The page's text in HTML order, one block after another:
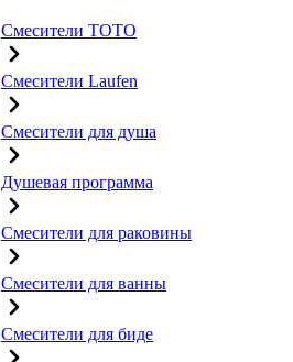
Смесители TOTO
Смесители Laufen
Смесители для душа
Душевая программа
Смесители для раковины
Смесители для ванны
Смесители для биде